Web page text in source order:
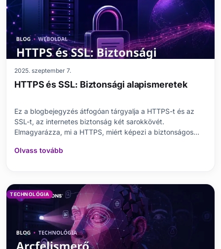
2025. szeptember 7.
HTTPS és SSL: Biztonsági alapismeretek
Ez a blogbejegyzés átfogóan tárgyalja a HTTPS-t és az
SSL-t, az internetes biztonság két sarokkövét.
Elmagyarázza, mi a HTTPS, miért képezi a biztonságos
Tisztázza a HTTPS és az SSL közötti különbségeket, és
Olvass tovább
TECHNOLÓGIA